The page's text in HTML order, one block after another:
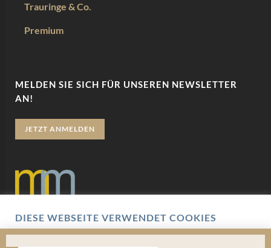
Trauringe & Co.
Premium
MELDEN SIE SICH FÜR UNSEREN NEWSLETTER
AN!
JETZT ANMELDEN
Datenschutz
DIESE WEBSEITE VERWENDET COOKIES
Wir verwenden Cookies um Ihnen eine optimale